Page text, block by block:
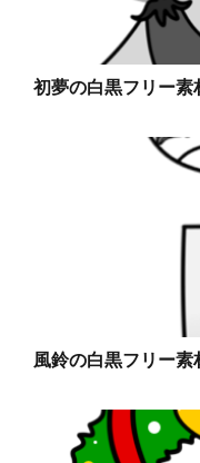
初夢の白黒フリー
風鈴の白黒フリー